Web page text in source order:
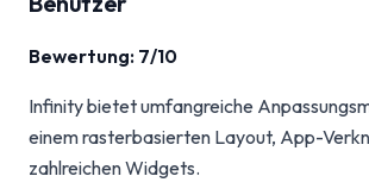
Bewertung: 7/10
Infinity bietet umfangreiche
einem rasterbasierten Layout, App-
zahlreichen Widgets.